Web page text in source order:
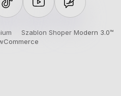
Szablon Shoper Modern 3.0™